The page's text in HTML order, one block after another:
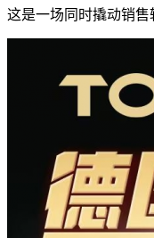
这是一场同时撬动销售